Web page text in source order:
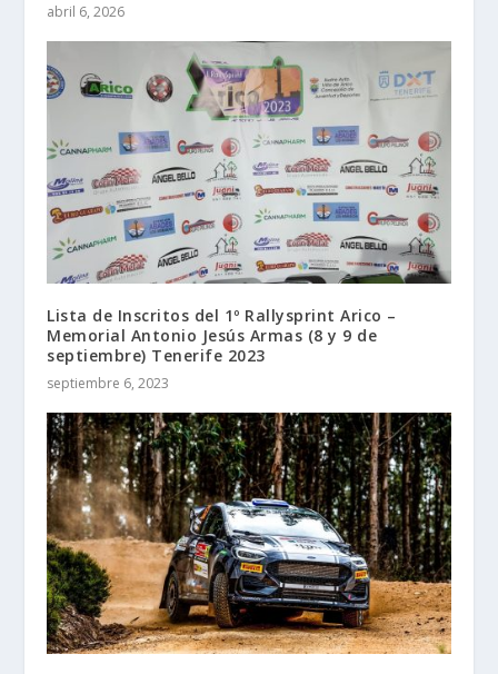
abril 6, 2026
Lista de Inscritos del 1º Rallysprint Arico –
Memorial Antonio Jesús Armas (8 y 9 de
septiembre) Tenerife 2023
septiembre 6, 2023